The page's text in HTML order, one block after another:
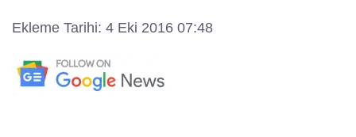
Ekleme Tarihi: 4 Eki 2016 07:48